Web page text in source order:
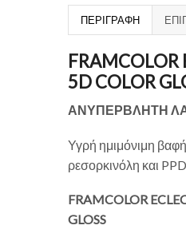
ΠΕΡΙΓΡΑΦΉ
FRAMCOLOR
5D COLOR
ΑΝΥΠΕΡΒΛΗΤΗ
Υγρή ημιμόνιμη
ρεσορκινόλη και
FRAMCOLOR
GLOSS